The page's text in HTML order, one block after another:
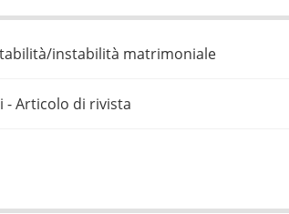
instabilità matrimoniale
- Articolo di rivista